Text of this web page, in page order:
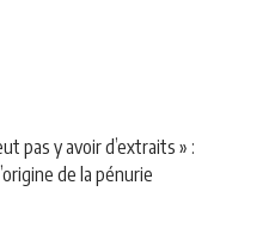
pas y avoir d’extraits » :
de la pénurie